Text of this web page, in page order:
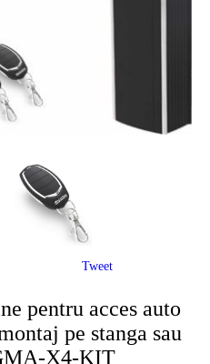
pentru acces auto
pe stanga sau
X4-KIT
Tweet